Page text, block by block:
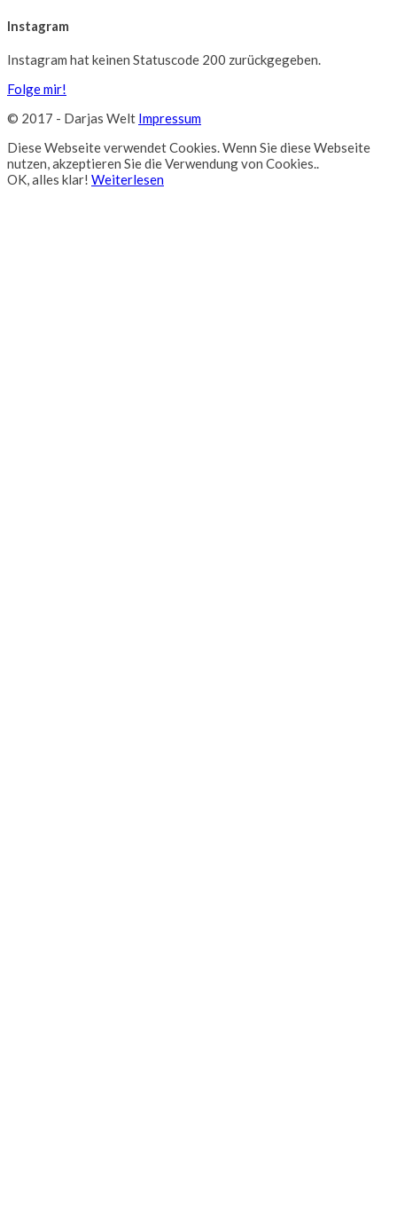
Instagram
Instagram hat keinen Statuscode 200 zurückgegeben.
Folge mir!
© 2017 - Darjas Welt Impressum
Diese Webseite verwendet Cookies. Wenn Sie diese Webseite
nutzen, akzeptieren Sie die Verwendung von Cookies..
OK, alles klar! Weiterlesen